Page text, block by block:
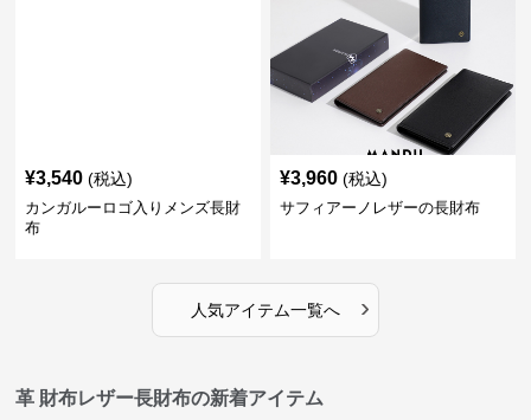
¥3,540 (税込)
カンガルーロゴ入りメンズ長財
布
¥3,960 (税込)
サフィアーノレザーの長財布
人気アイテム一覧へ ›
革 財布レザー長財布の新着アイテム